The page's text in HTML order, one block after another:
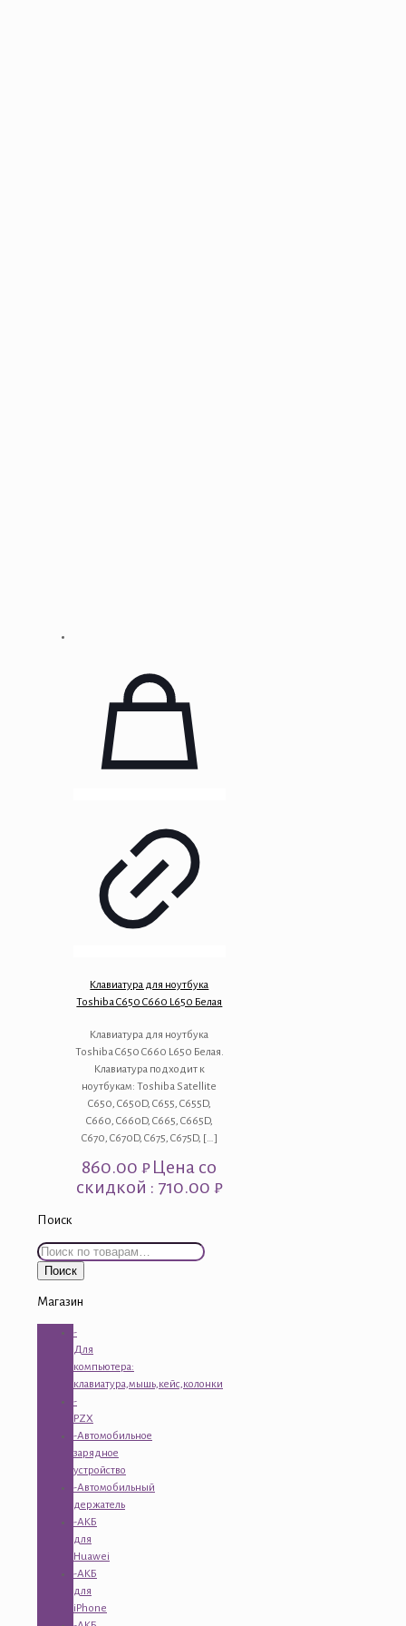
Клавиатура для ноутбука
Toshiba C650 C660 L650 Белая
Клавиатура для ноутбука
Toshiba C650 C660 L650 Белая.
Клавиатура подходит к
ноутбукам: Toshiba Satellite
C650, C650D, C655, C655D,
C660, C660D, C665, C665D,
C670, C670D, C675, C675D, […]
860.00₽Цена со
скидкой : 710.00 ₽
Поиск
Искать:
Поиск
Магазин
-
Для
компьютера:
клавиатура,мышь,кейс,колонки
-
PZX
-Автомобильное
зарядное
устройство
-Автомобильный
держатель
-АКБ
для
Huawei
-АКБ
для
iPhone